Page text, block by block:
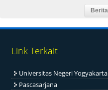
Link Terkait
Universitas Negeri Yogyakarta
Pascasarjana